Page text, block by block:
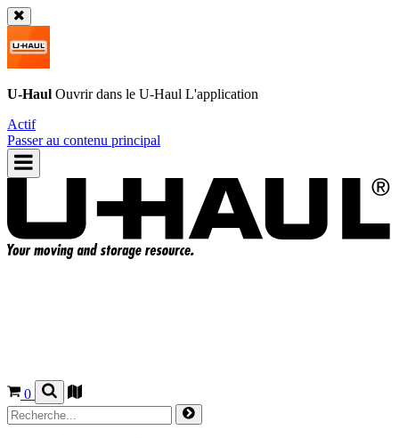
U-Haul Ouvrir dans le U-Haul L'application
Actif
Passer au contenu principal
0